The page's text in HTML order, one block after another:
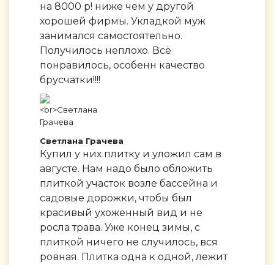
на 8000 р! ниже чем у другой
хорошей фирмы. Укладкой муж
занимался самостоятельно.
Получилось неплохо. Всё
понравилось, особенн качество
брусчатки!!!!
Светлана Грачева
Купил у них плитку и уложил сам в
августе. Нам надо было обложить
плиткой участок возле бассейна и
садовые дорожки, чтобы был
красивый ухоженный вид и не
росла трава. Уже конец зимы, с
плиткой ничего не случилось, вся
ровная. Плитка одна к одной, лежит